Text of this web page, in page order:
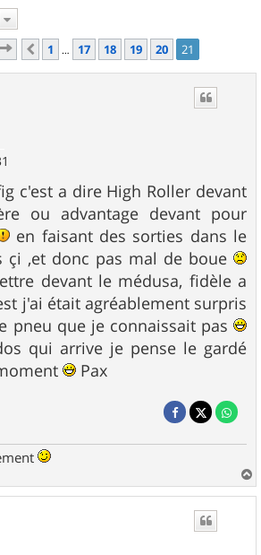
Page 21 sur21
Précédent
1 … 17 18 19 20 21
c'est a dire High Roller devant
ou advantage devant pour
en faisant des sorties dans le
çi ,et donc pas mal de boue
devant le médusa, fidèle a
j'ai était agréablement surpris
pneu que je connaissait pas
qui arrive je pense le gardé
Pax
a
u